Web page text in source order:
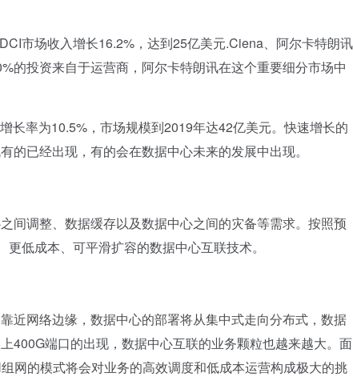
市场收入增长16.2%，达到25亿美元.Ciena、阿尔卡特朗讯
的投资来自于运营商，阿尔卡特朗讯在这个重要细分市场中
率为10.5%，市场规模到2019年达42亿美元。快速增长的
已经出现，有的会在数据中心未来的发展中出现。
调整、数据缓存以及数据中心之间的灾备等需求。按照预
低成本、可平滑扩容的数据中心互联技术。
网络边缘，数据中心的部署将从集中式走向分布式，数据
400G端口的出现，数据中心互联的业务颗粒也越来越大。面
网的模式将会对业务的高效调度和低成本运营构成极大的挑